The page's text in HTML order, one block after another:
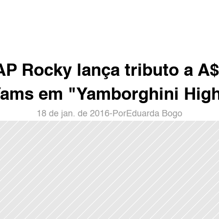
Rocky lança tributo a
em "Yamborghini
18 de jan. de 2016- PorEduarda Bogo